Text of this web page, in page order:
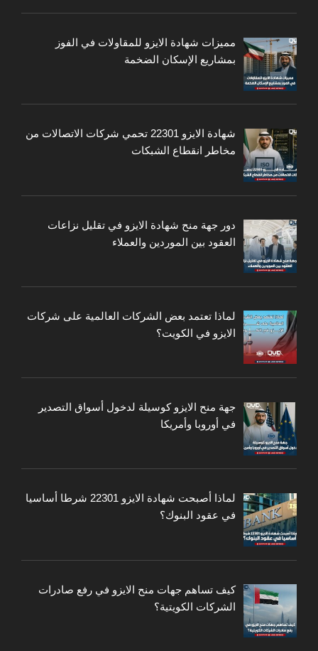
مميزات شهادة الايزو للمقاولات في الفوز
بمشاريع الإسكان الضخمة
شهادة الايزو 22301 تحمي شركات الاتصالات من
مخاطر انقطاع الشبكات
دور جهة منح شهادة الايزو في تقليل نزاعات
العقود بين الموردين والعملاء
لماذا تعتمد بعض الشركات العالمية على شركات
الايزو في الكويت؟
جهة منح الايزو كوسيلة لدخول أسواق التصدير
في أوروبا وأمريكا
لماذا أصبحت شهادة الايزو 22301 شرطا أساسيا
في عقود البنوك؟
كيف تساهم جهات منح الايزو في رفع صادرات
الشركات الكويتية؟